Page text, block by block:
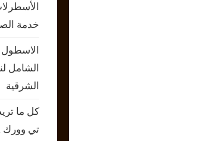
خدمة
الاسطول
الشامل
الشرقية
كل ما
تي وورك ChatGPT Work